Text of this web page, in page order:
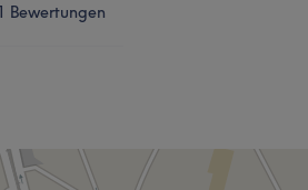
Bewertungen